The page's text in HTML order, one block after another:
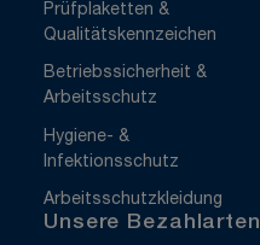
Prüfplaketten &
Qualitätskennzeichen
Betriebssicherheit &
Arbeitsschutz
Hygiene- &
Infektionsschutz
Arbeitsschutzkleidung
Unsere Bezahlarten